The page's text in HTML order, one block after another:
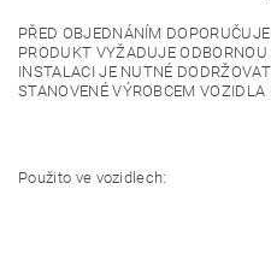
PŘED OBJEDNÁNÍM
PRODUKT VYŽADUJE
INSTALACI JE NUTNÉ
STANOVENÉ VÝROBCEM VOZIDLA !
Použito ve vozidlech: